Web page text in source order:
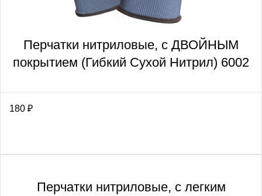
Перчатки нитриловые, с ДВОЙНЫМ
покрытием (Гибкий Сухой Нитрил) 6002
180 ₽
Перчатки нитриловые, с легким